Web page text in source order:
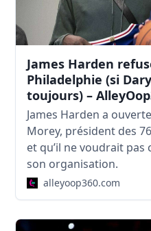
James Harden
Philadelphie (si
toujours) –
James Harden a
Morey, président des
et qu’il ne voudrait
son organisation.
alleyoop360.com